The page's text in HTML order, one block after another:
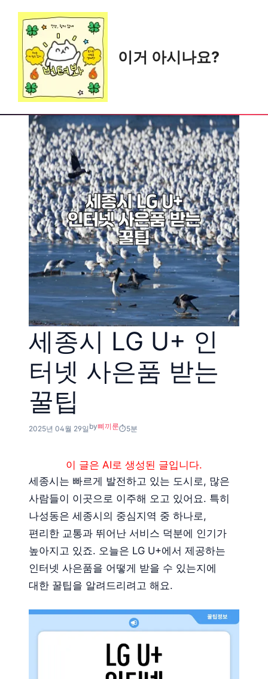
content
이거 아시나요?
세종시 LG U+ 인
터넷 사은품 받는
꿀팁
2025년 04월 29일 by삐끼룬 5분
이 글은 AI로 생성된 글입니다.
세종시는 빠르게 발전하고 있는 도시로, 많은
사람들이 이곳으로 이주해 오고 있어요. 특히
나성동은 세종시의 중심지역 중 하나로,
편리한 교통과 뛰어난 서비스 덕분에 인기가
높아지고 있죠. 오늘은 LG U+에서 제공하는
인터넷 사은품을 어떻게 받을 수 있는지에
대한 꿀팁을 알려드리려고 해요.